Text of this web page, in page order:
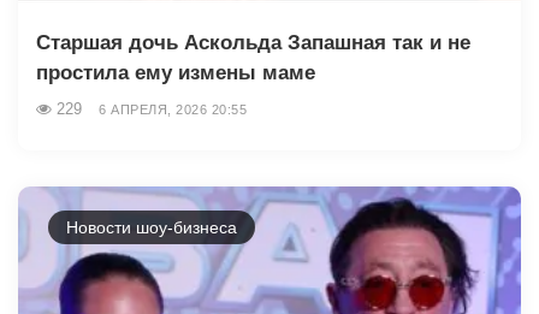
Старшая дочь Аскольда Запашная так и не
простила ему измены маме
229 6 АПРЕЛЯ, 2026 20:55
Новости шоу-бизнеса